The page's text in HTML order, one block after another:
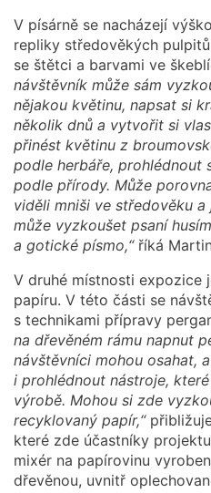
V písárně se nacházejí
repliky středověkých
se štětci a barvami ve
návštěvník může sám
nějakou květinu, napsat si
několik dnů a vytvořit si
přinést květinu z
podle herbáře, prohlédnout
podle přírody. Může
viděli mniši ve středověku
může vyzkoušet psaní
a gotické písmo,“ říká
V druhé místnosti expozice
papíru. V této části se
s technikami přípravy
na dřevěném rámu napnut
návštěvníci mohou osahat,
i prohlédnout nástroje,
výrobě. Mohou si zde
recyklovaný papír,“
které zde účastníky
mixér na papírovinu
dřevěnou, uvnitř